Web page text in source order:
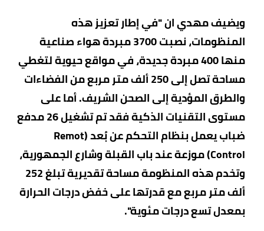
ويضيف مهدي ان "في إطار تعزيز هذه
المنظومات، نصبت 3700 مبردة هواء صناعية
منها 400 مبردة جديدة، في مواقع حيوية لتغطي
مساحة تصل إلى 250 ألف متر مربع من الفضاءات
والطرق المؤدية إلى الصحن الشريف. أما على
مستوى التقنيات الذكية فقد تم تشغيل 26 مدفع
ضباب يعمل بنظام التحكم عن بُعد (Remot
Control) موزعة عند باب القبلة وشارع الجمهورية،
وتخدم هذه المنظومة مساحة تقديرية تبلغ 252
ألف متر مربع مع قدرتها على خفض درجات الحرارة
بمعدل تسع درجات مئوية".